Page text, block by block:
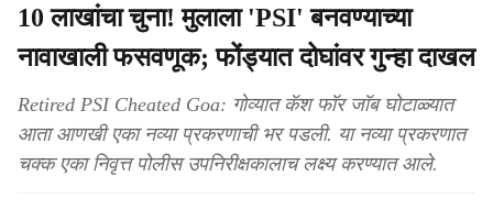
10 लाखांचा चुना! मुलाला 'PSI' बनवण्याच्या
नावाखाली फसवणूक; फोंड्यात दोघांवर गुन्हा दाखल
Retired PSI Cheated Goa: गोव्यात कॅश फॉर जॉब घोटाळ्यात
आता आणखी एका नव्या प्रकरणाची भर पडली. या नव्या प्रकरणात
चक्क एका निवृत्त पोलीस उपनिरीक्षकालाच लक्ष्य करण्यात आले.